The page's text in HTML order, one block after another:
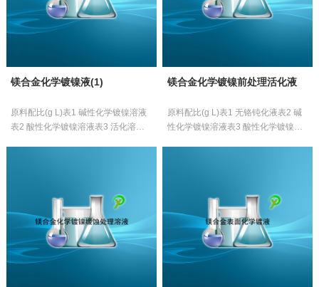
镁合金化学镀镍液(1)
原料配比(g L)表1 碱性化学镀镍溶液
表2 酸性化学镀镍溶液表3 活化溶液
镁合金化学镀镍前处理活化液
原料配比(g L)表1 无铬钝化液表2 碱
性化学镀镍溶液表3 酸性化学镀镍溶